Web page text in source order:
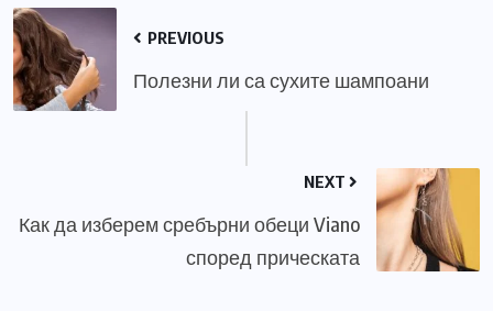
PREVIOUS
Полезни ли са сухите шампоани
NEXT
Как да изберем сребърни обеци Viano
според прическата